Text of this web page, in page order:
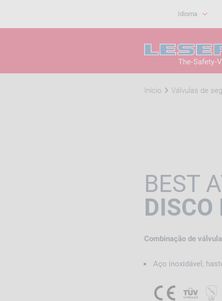
Idioma
The-Safety-
Início Válvulas de
BEST
DISCO
Combinação de
Aço inoxidável,